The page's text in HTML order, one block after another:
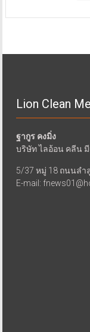
Lion Clean
ฐากูร คงมิ่ง
บริษัท ไลอ้อน คลีน มี
5/37 หมู่ 18 ถนนลำ
E-mail: